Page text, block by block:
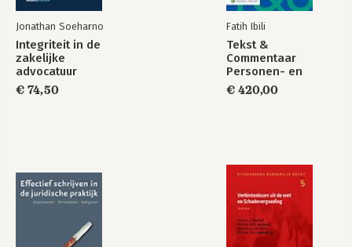
Jonathan Soeharno
Integriteit in de
zakelijke
advocatuur
€ 74,50
Fatih Ibili
Tekst &
Commentaar
Personen- en
Familierecht
€ 420,00